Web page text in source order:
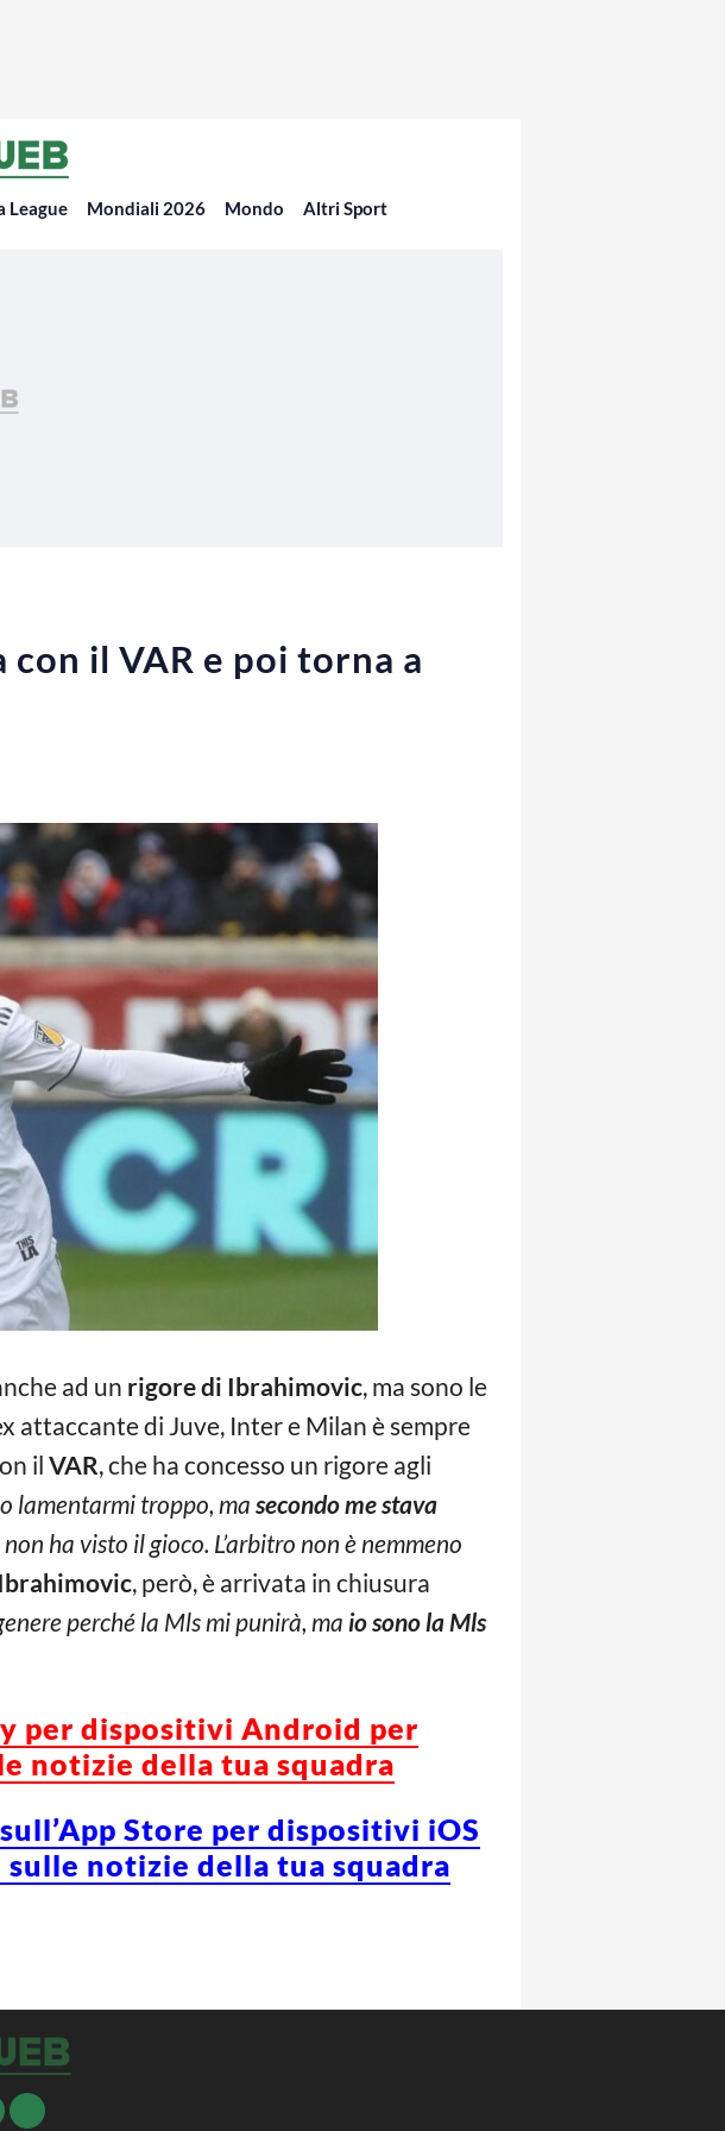
League Mondiali 2026 Mondo Altri Sport
il VAR e poi torna a
ad un rigore di Ibrahimovic, ma sono le
attaccante di Juve, Inter e Milan è sempre
il VAR, che ha concesso un rigore agli
lamentarmi troppo, ma secondo me stava
ha visto il gioco. L’arbitro non è nemmeno
, però, è arrivata in chiusura
perché la Mls mi punirà, ma io sono la Mls
per dispositivi Android per
notizie della tua squadra
Store per dispositivi iOS
notizie della tua squadra